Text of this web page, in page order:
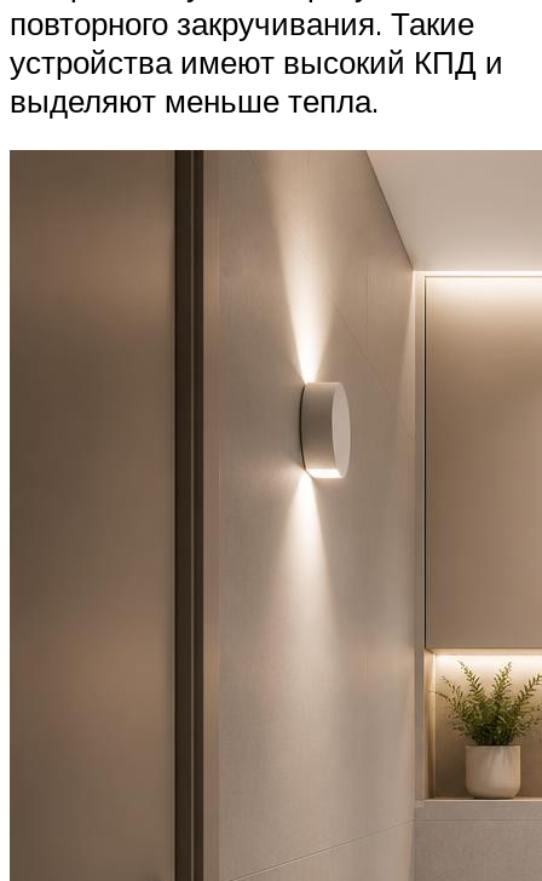
повторного закручивания. Такие
устройства имеют высокий КПД и
выделяют меньше тепла.